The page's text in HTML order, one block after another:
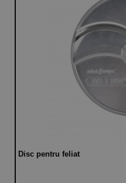
Disc pentru feliat